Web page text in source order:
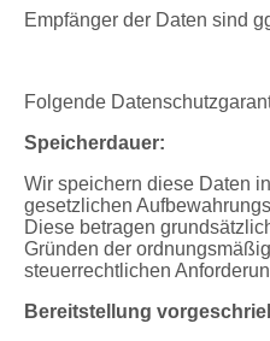
Empfänger der Daten sind
Folgende
Speicherdauer:
Wir speichern diese Daten
gesetzlichen
Diese betragen
Gründen der
steuerrechtlichen
Bereitstellung